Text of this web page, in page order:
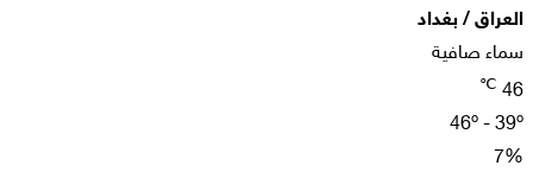
العراق / بغداد
سماء صافية
46
℃
46º - 39º
7%